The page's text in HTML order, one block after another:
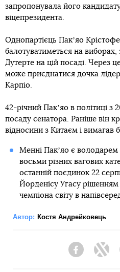
запропонувала його
віцепрезидента.
Однопартієць Пакʼяо
балотуватиметься на
Дутерте на цій посаді. Через
може приєднатися дочка
Карпіо.
42-річний Пакʼяо в політиці з
посаду сенатора. Раніше він
відносини з Китаєм і вимагав
Менні Пакʼяо є володарем
восьми різних вагових
останній поєдинок 22
Йорденісу Угасу рішенням
чемпіона світу в
Автор: Костя Андрейковець
Facebook